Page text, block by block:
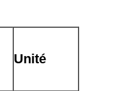
Unité